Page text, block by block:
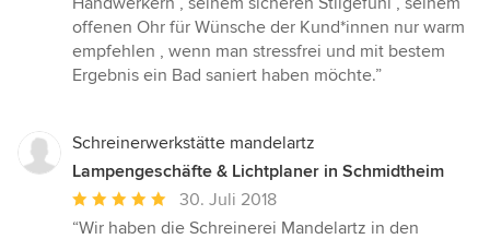
offenen Ohr für Wünsche der Kund*innen nur warm
empfehlen , wenn man stressfrei und mit bestem
Ergebnis ein Bad saniert haben möchte.”
Schreinerwerkstätte mandelartz
Lampengeschäfte & Lichtplaner in Schmidtheim
Durchschnittliche
Bewertung:
30. Juli 2018
“Wir haben die Schreinerei Mandelartz in den